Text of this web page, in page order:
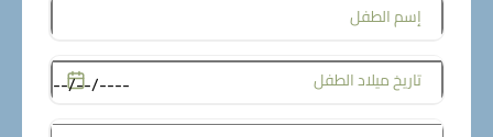
إسم الطفل
تاريخ ميلاد الطفل